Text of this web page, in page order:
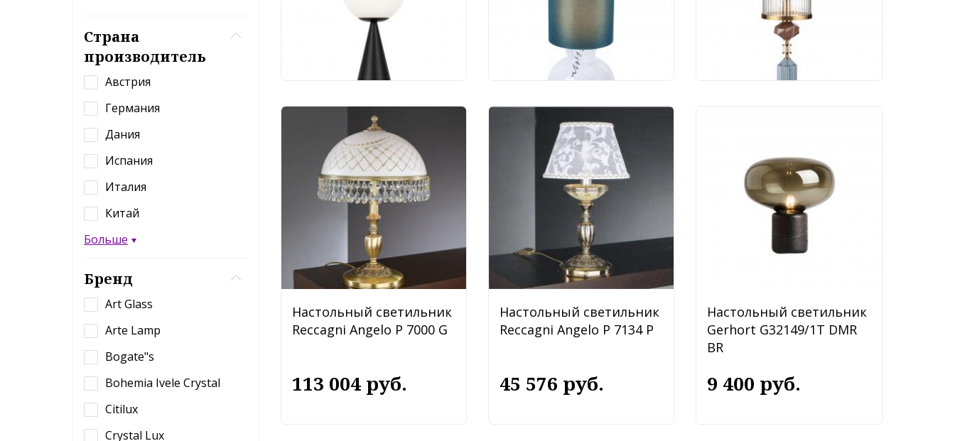
Страна
производитель
Австрия
Германия
Дания
Испания
Италия
Китай
Больше
Бренд
Art Glass
Arte Lamp
Bogate"s
Bohemia Ivele Crystal
Citilux
Crystal Lux
13 000 руб. 7 200 руб. 18 087 руб.
Настольный светильник
Reccagni Angelo P 7000 G
113 004 руб.
Настольный светильник
Reccagni Angelo P 7134 P
45 576 руб.
Настольный светильник
Gerhort G32149/1T DMR
BR
9 400 руб.